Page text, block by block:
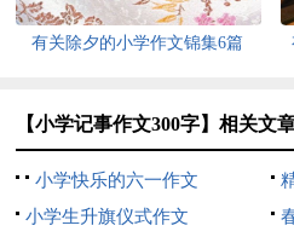
有关除夕的小学作文锦集6篇
【小学记事作文300字】相关文章
小学快乐的六一作文
篇
小学生升旗仪式作文